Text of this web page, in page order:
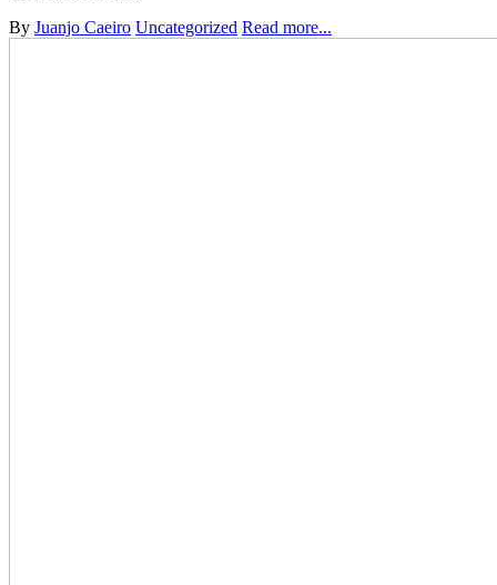
By Juanjo Caeiro Uncategorized Read more...